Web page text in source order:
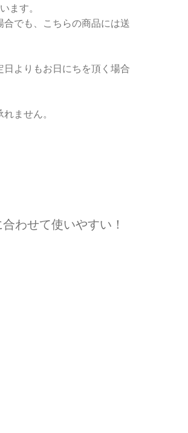
ます。
でも、こちらの商品には送
よりもお日にちを頂く場合
ません。
わせて使いやすい！